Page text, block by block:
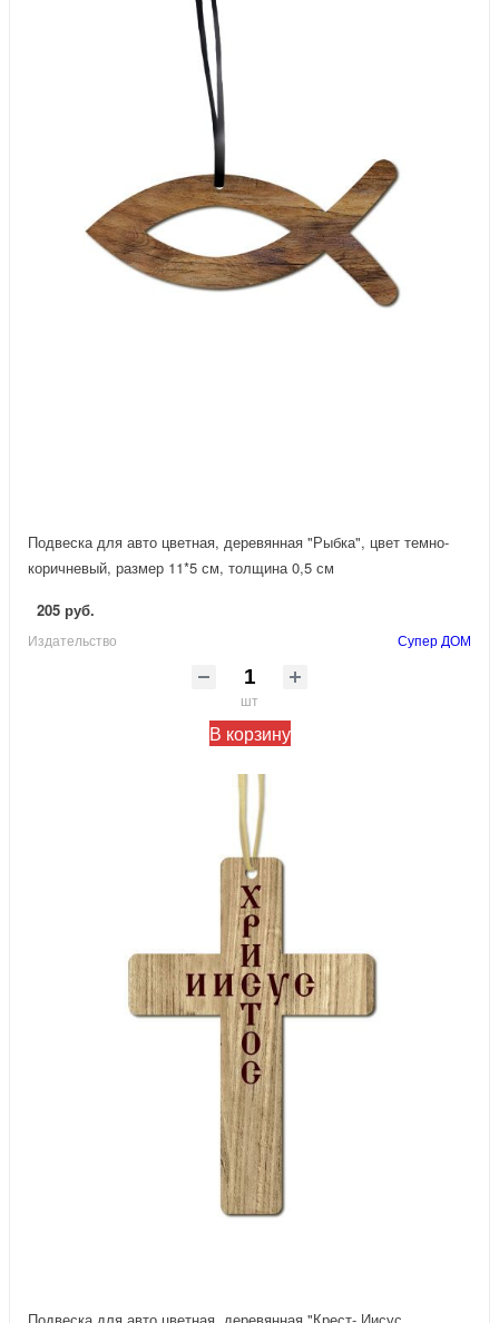
Подвеска для авто цветная, деревянная "Рыбка", цвет темно-
коричневый, размер 11*5 см, толщина 0,5 см
205 руб.
Издательство Супер ДОМ
шт
В корзину
Подвеска для авто цветная, деревянная "Крест- Иисус